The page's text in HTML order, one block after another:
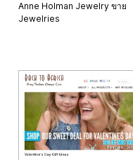
Anne Holman Jewelry ขาย
Jewelries